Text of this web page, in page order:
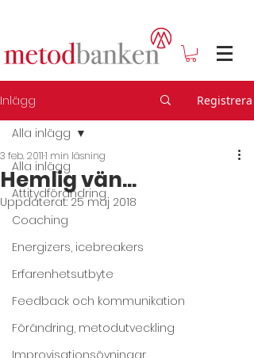
Inlägg Registrera
Alla inlägg
Attitydförändring
Coaching
Energizers, icebreakers
Erfarenhetsutbyte
Feedback och kommunikation
Förändring, metodutveckling
Improvisationsövningar
Alla inlägg
Hemlig vän...
3 feb. 20111 min läsning
Uppdaterat:25 maj 2018